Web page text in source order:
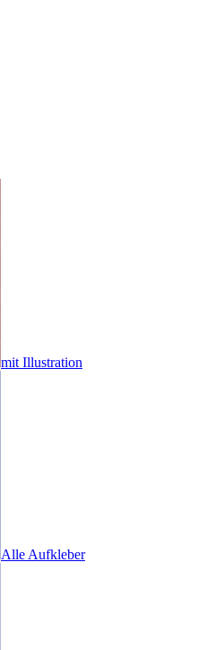
mit Illustration
Alle Aufkleber